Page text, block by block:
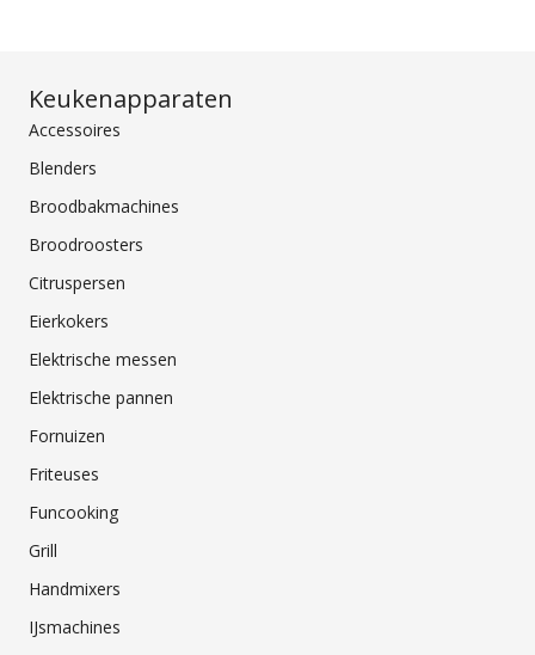
Keukenapparaten
Accessoires
Blenders
Broodbakmachines
Broodroosters
Citruspersen
Eierkokers
Elektrische messen
Elektrische pannen
Fornuizen
Friteuses
Funcooking
Grill
Handmixers
IJsmachines